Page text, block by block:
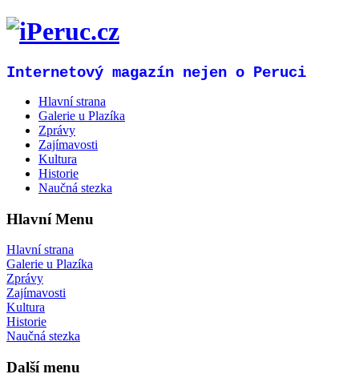
Internetový magazín nejen o Peruci
Hlavní strana
Galerie u Plazíka
Zprávy
Zajímavosti
Kultura
Historie
Naučná stezka
Hlavní Menu
Hlavní strana
Galerie u Plazíka
Zprávy
Zajímavosti
Kultura
Historie
Naučná stezka
Další menu